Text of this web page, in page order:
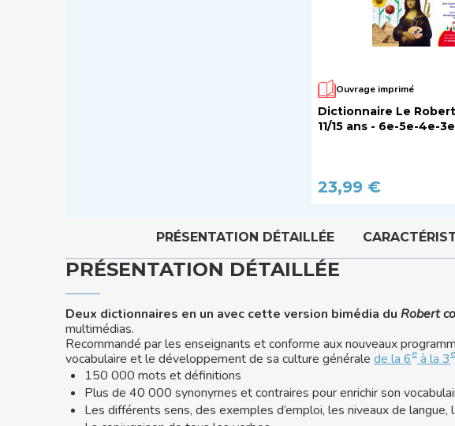
Ouvrage imprimé
Dictionnaire Le
11/15 ans - 6e-5e-4e-3e
23,99 €
PRÉSENTATION DÉTAILLÉE
PRÉSENTATION DÉTAILLÉE
Deux dictionnaires en un avec cette version bimédia du Robert
multimédias.
Recommandé par les enseignants et conforme aux nouveaux
vocabulaire et le développement de sa culture générale de la 6e à la 3e
150 000 mots et définitions
Plus de 40 000 synonymes et contraires pour enrichir son
Les différents sens, des exemples d’emploi, les niveaux de